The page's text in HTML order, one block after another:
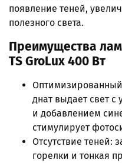
появление теней,
полезного света.
Преимущества
TS GroLux 400 Вт
днат выдает свет с
и добавлением
стимулирует
Отсутствие теней:
горелки и тонкая